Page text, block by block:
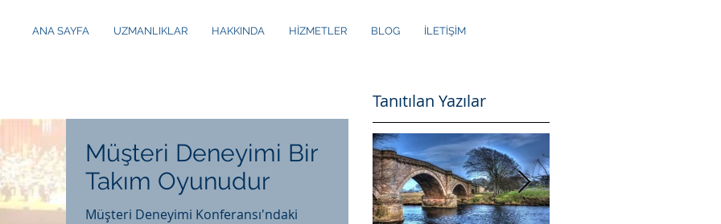
ANA SAYFA UZMANLIKLAR HAKKINDA HİZMETLER BLOG İLETİŞİM
Müşteri Deneyimi Bir
Takım Oyunudur
Müşteri Deneyimi Konferansı'ndaki
Tanıtılan Yazılar